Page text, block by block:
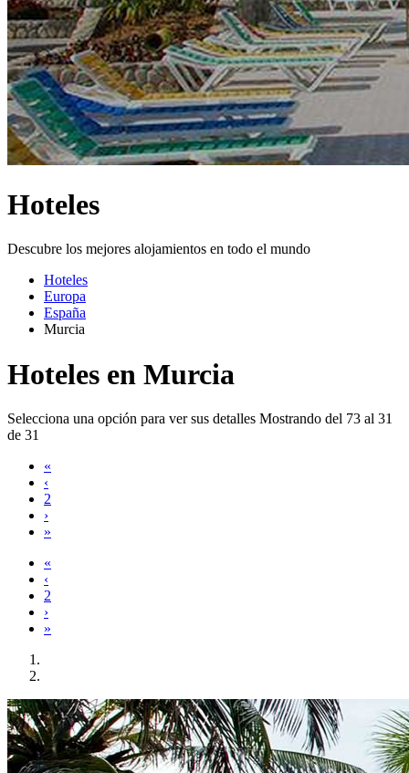
Hoteles
Descubre los mejores alojamientos en todo el mundo
Hoteles
Europa
España
Murcia
Hoteles en Murcia
Selecciona una opción para ver sus detalles Mostrando del 73 al 31
de 31
«
‹
2
›
»
«
‹
2
›
»